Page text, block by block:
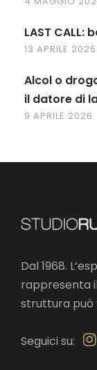
LAST CALL:
13 APRILE 2026
Alcol o
il datore di
9 APRILE 2026
Dal 1968.
rappresenta
struttura può
Seguici su: